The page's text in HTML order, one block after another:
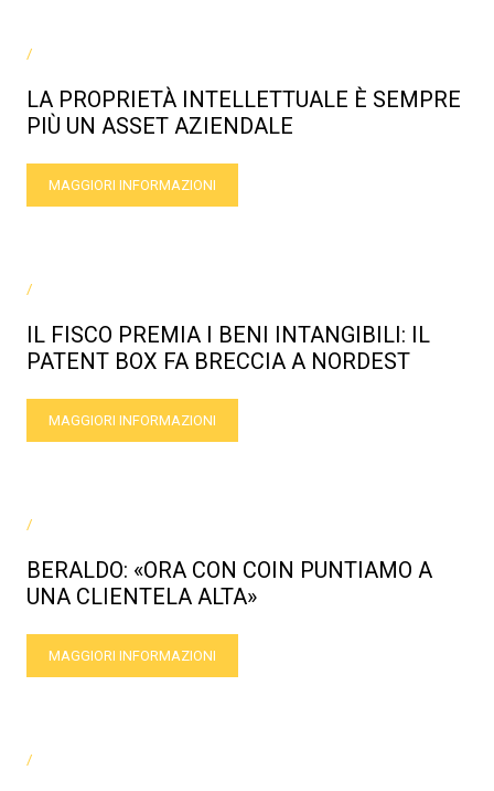
/
LA PROPRIETÀ INTELLETTUALE È SEMPRE
PIÙ UN ASSET AZIENDALE
MAGGIORI INFORMAZIONI
/
IL FISCO PREMIA I BENI INTANGIBILI: IL
PATENT BOX FA BRECCIA A NORDEST
MAGGIORI INFORMAZIONI
/
BERALDO: «ORA CON COIN PUNTIAMO A
UNA CLIENTELA ALTA»
MAGGIORI INFORMAZIONI
/